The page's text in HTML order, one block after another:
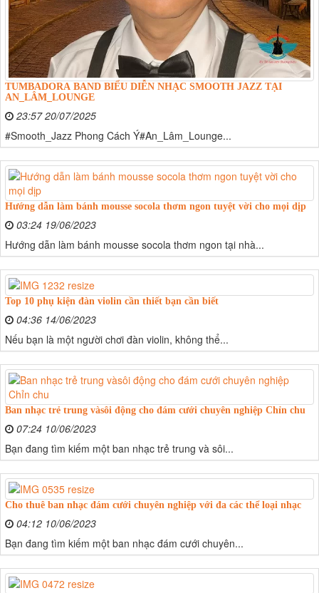
TUMBADORA BAND BIỂU DIỄN NHẠC SMOOTH JAZZ TẠI
AN_LÂM_LOUNGE
23:57 20/07/2025
#Smooth_Jazz Phong Cách Ý#An_Lâm_Lounge...
Hướng dẫn làm bánh mousse socola thơm ngon tuyệt vời cho mọi dịp
03:24 19/06/2023
Hướng dẫn làm bánh mousse socola thơm ngon tại nhà...
Top 10 phụ kiện đàn violin cần thiết bạn cần biết
04:36 14/06/2023
Nếu bạn là một người chơi đàn violin, không thể...
Ban nhạc trẻ trung vàsôi động cho đám cưới chuyên nghiệp Chỉn chu
07:24 10/06/2023
Bạn đang tìm kiếm một ban nhạc trẻ trung và sôi...
Cho thuê ban nhạc đám cưới chuyên nghiệp với đa các thể loại nhạc
04:12 10/06/2023
Bạn đang tìm kiếm một ban nhạc đám cưới chuyên...